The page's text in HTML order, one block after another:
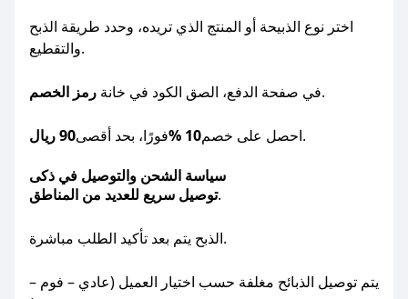
اختر نوع الذبيحة أو المنتج الذي تريده، وحدد طريقة الذبح
والتقطيع.
في صفحة الدفع، الصق الكود في خانة رمز الخصم .
احصل على خصم10 % فورًا، بحد أقصى90 ريال
.
سياسة الشحن والتوصيل في ذكى
توصيل سريع للعديد من المناطق.
الذبح يتم بعد تأكيد الطلب مباشرة.
يتم توصيل الذبائح مغلفة حسب اختيار العميل (عادي – فوم –